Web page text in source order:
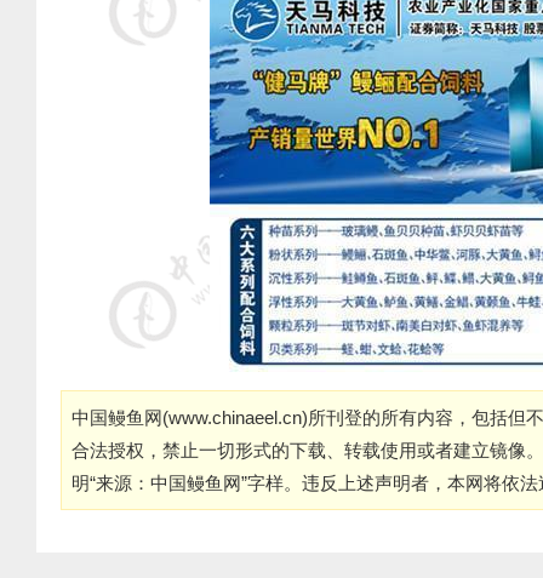
中国鳗鱼网(www.chinaeel.cn)所刊登的所有内容，包括但
合法授权，禁止一切形式的下载、转载使用或者建立镜像
明“来源：中国鳗鱼网”字样。违反上述声明者，本网将依